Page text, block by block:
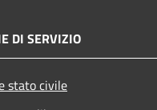
DI SERVIZIO
stato civile